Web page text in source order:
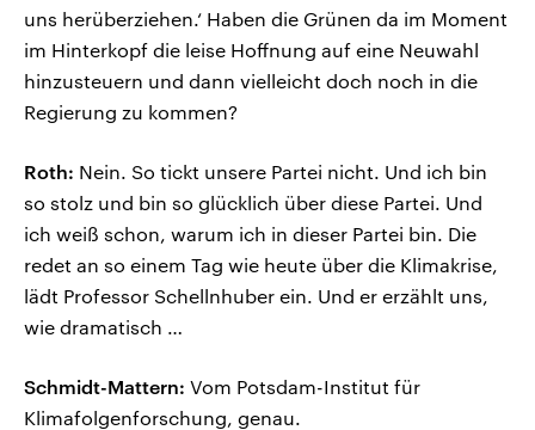
uns herüberziehen.‘ Haben die Grünen da im Moment
im Hinterkopf die leise Hoffnung auf eine Neuwahl
hinzusteuern und dann vielleicht doch noch in die
Regierung zu kommen?
Roth: Nein. So tickt unsere Partei nicht. Und ich bin
so stolz und bin so glücklich über diese Partei. Und
ich weiß schon, warum ich in dieser Partei bin. Die
redet an so einem Tag wie heute über die Klimakrise,
lädt Professor Schellnhuber ein. Und er erzählt uns,
wie dramatisch …
Schmidt-Mattern: Vom Potsdam-Institut für
Klimafolgenforschung, genau.